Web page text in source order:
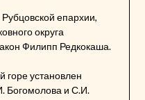
епархии,
округа
Филипп Редкокаша.
горе установлен
Богомолова и С.И.